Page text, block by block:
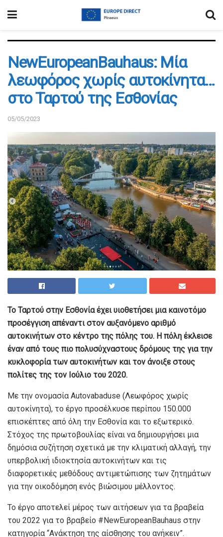
NewEuropeanBauhaus: Μία
λεωφόρος χωρίς αυτοκίνητα…
στο Ταρτού της Εσθονίας
05/05/2023
Το Ταρτού στην Εσθονία έχει υιοθετήσει μια καινοτόμο
προσέγγιση απέναντι στον αυξανόμενο αριθμό
αυτοκινήτων στο κέντρο της πόλης του. Η πόλη έκλεισε
έναν από τους πιο πολυσύχναστους δρόμους της για την
κυκλοφορία των αυτοκινήτων και τον άνοιξε στους
πολίτες της τον Ιούλιο του 2020.
Με την ονομασία Autovabaduse (Λεωφόρος χωρίς
αυτοκίνητα), το έργο προσέλκυσε περίπου 150.000
επισκέπτες από όλη την Εσθονία και το εξωτερικό.
Στόχος της πρωτοβουλίας είναι να δημιουργήσει μια
δημόσια συζήτηση σχετικά με την κλιματική αλλαγή, την
υπερβολική ιδιοκτησία αυτοκινήτων και τις
διαφορετικές μεθόδους αντιμετώπισης των ζητημάτων
για την οικοδόμηση ενός βιώσιμου μέλλοντος.
Το έργο αποτελεί μέρος των αιτήσεων για τα βραβεία
του 2022 για το βραβείο #NewEuropeanBauhaus στην
κατηγορία “Ανάκτηση της αίσθησης του ανήκειν”.